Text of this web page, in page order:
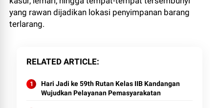
yang rawan dijadikan lokasi penyimpanan barang
terlarang.
RELATED ARTICLE
Hari Jadi ke 59th Rutan Kelas IIB Kandangan
Wujudkan Pelayanan Pemasyarakatan